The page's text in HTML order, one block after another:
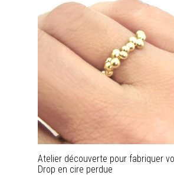
Atelier découverte pour fabriquer
Drop en cire perdue